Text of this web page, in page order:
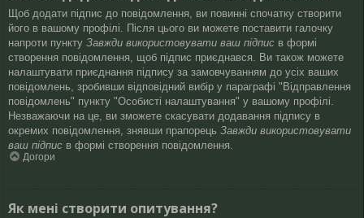
Щоб додати підпис до повідомлення, ви повинні спочатку створити
його в вашому профілі. Після цього ви можете поставити галочку
напроти пункту Завжди використовувати ваш підпис в формі
створення повідомлення, щоб підпис приєднався. Ви також можете
налаштувати приєднання підпису за замовчуванням до усіх ваших
повідомлень, зробивши відповідний вибір у параграфі "Відправлення
повідомлень" пункту "Особисті налаштування" у вашому профілі.
Незважаючи на це, ви зможете скасувати додавання підпису в
окремих повідомлення, знявши прапорець Завжди використовувати
ваш підпис в формі створення повідомлення.
Догори
Як мені створити опитування?